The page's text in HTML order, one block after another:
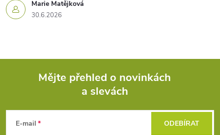
Marie Matějková
30.6.2026
Mějte přehled o novinkách
a slevách
E-mail ODEBÍRAT